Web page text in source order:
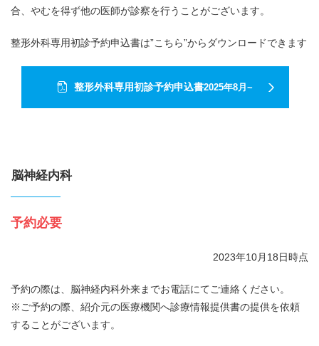
合、やむを得ず他の医師が診察を行うことがございます。
整形外科専用初診予約申込書は”こちら”からダウンロードできます
整形外科専用初診予約申込書2025年8月~
脳神経内科
予約必要
2023年10月18日時点
予約の際は、脳神経内科外来までお電話にてご連絡ください。
※ご予約の際、紹介元の医療機関へ診療情報提供書の提供を依頼
することがございます。